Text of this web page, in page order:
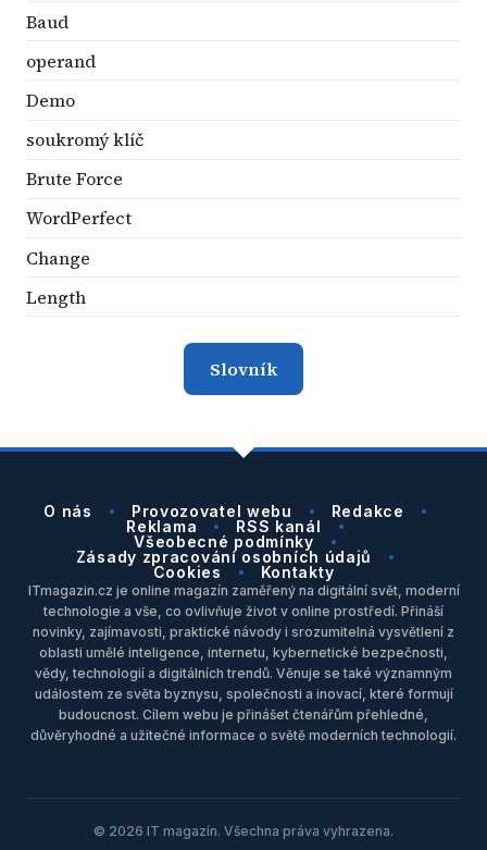
Baud
operand
Demo
soukromý klíč
Brute Force
WordPerfect
Change
Length
Slovník
O nás Provozovatel webu
Redakce
Reklama
RSS kanál
Všeobecné podmínky
Zásady zpracování osobních údajů
Cookies
Kontakty
ITmagazin.cz je online magazín zaměřený na digitální svět, moderní
technologie a vše, co ovlivňuje život v online prostředí. Přináší
novinky, zajímavosti, praktické návody i srozumitelná vysvětlení z
oblasti umělé inteligence, internetu, kybernetické bezpečnosti,
vědy, technologií a digitálních trendů. Věnuje se také významným
událostem ze světa byznysu, společnosti a inovací, které formují
budoucnost. Cílem webu je přinášet čtenářům přehledné,
důvěryhodné a užitečné informace o světě moderních technologií.
© 2026 IT magazín. Všechna práva vyhrazena.